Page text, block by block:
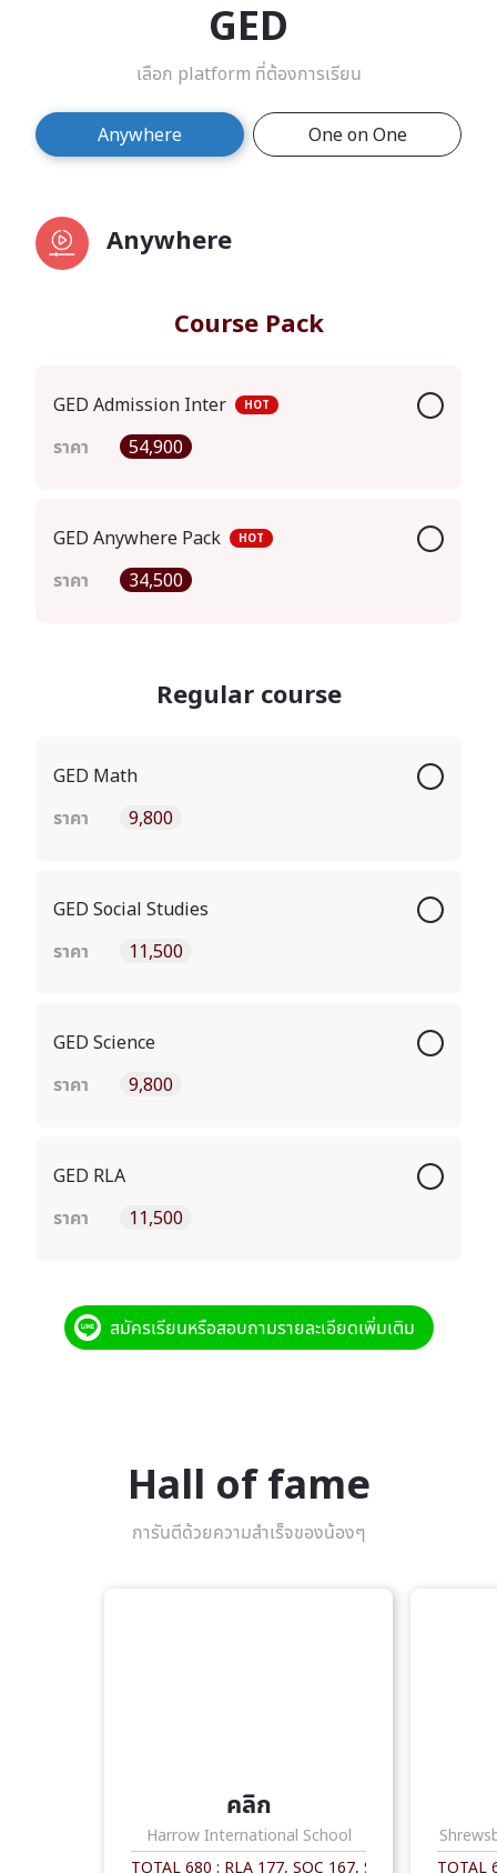
GED
เลือก platform ที่ต้องการเรียน
Anywhere One on One
Anywhere
Course Pack
GED Admission Inter HOT
ราคา 54,900
GED Anywhere Pack HOT
ราคา 34,500
Regular course
GED Math
ราคา
9,800
GED Social Studies
ราคา
11,500
GED Science
ราคา
9,800
GED RLA
ราคา
11,500
สมัครเรียนหรือสอบถามรายละเอียดเพิ่มเติม
Hall of fame
การันตีด้วยความสำเร็จของน้องๆ
คลิก
Harrow International School
TOTAL 680 : RLA 177, SOC 167, SCI 168, MATH
TOTAL